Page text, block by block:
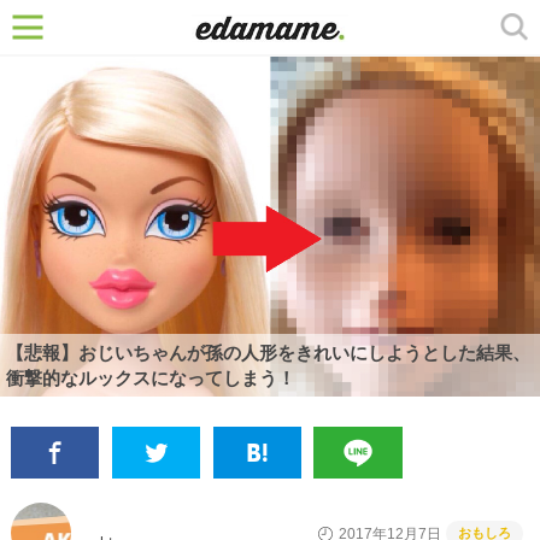
【悲報】おじいちゃんが孫の人形をきれいにしようとした結果、
衝撃的なルックスになってしまう！
2017年12月7日 おもしろ